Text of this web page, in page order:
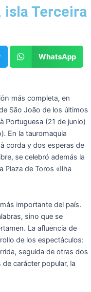
isla Terceira
WhatsApp
más completa, en
São João de los últimos
Portuguesa (21 de junio)
En la tauromaquia
corda y dos esperas de
se celebró además la
Plaza de Toros «Ilha
importante del país.
sino que se
La afluencia de
de los espectáculos:
seguida de otras dos
carácter popular, la